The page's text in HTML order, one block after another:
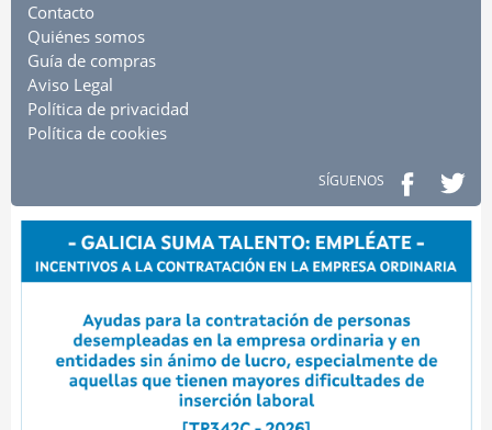
Contacto
Quiénes somos
Guía de compras
Aviso Legal
Política de privacidad
Política de cookies
SÍGUENOS